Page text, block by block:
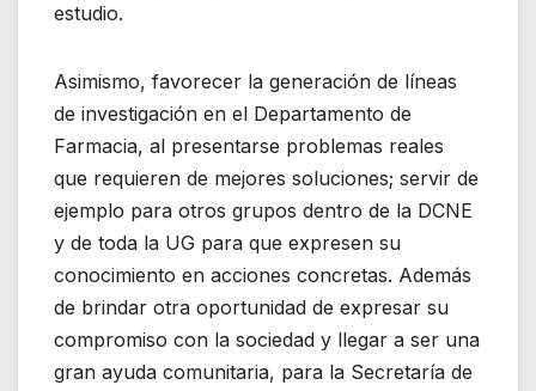
estudio.
Asimismo, favorecer la generación de líneas
de investigación en el Departamento de
Farmacia, al presentarse problemas reales
que requieren de mejores soluciones; servir de
ejemplo para otros grupos dentro de la DCNE
y de toda la UG para que expresen su
conocimiento en acciones concretas. Además
de brindar otra oportunidad de expresar su
compromiso con la sociedad y llegar a ser una
gran ayuda comunitaria, para la Secretaría de